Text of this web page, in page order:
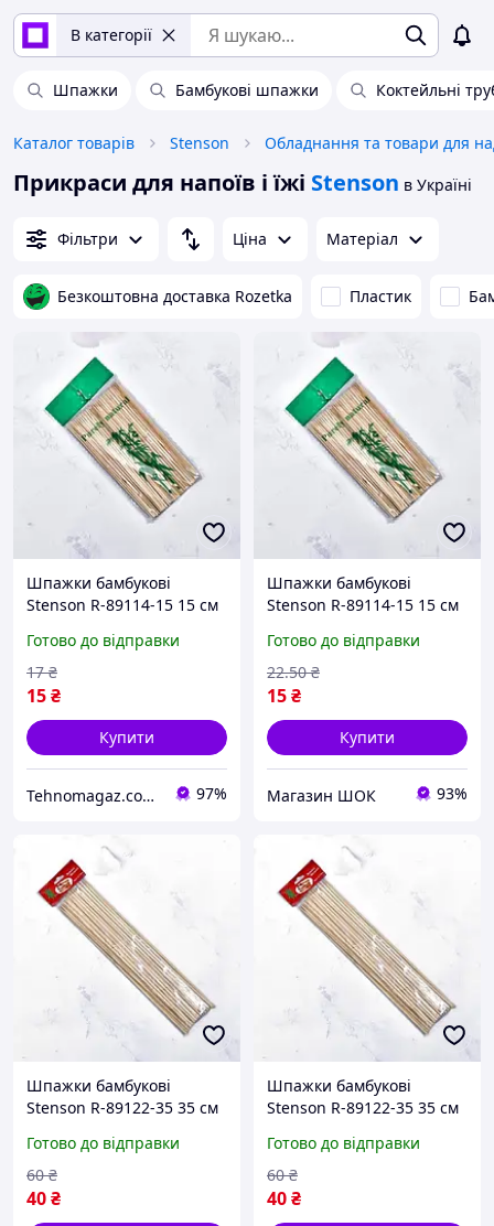
В категорії
Шпажки Бамбукові шпажки Коктейльні
Каталог товарів Stenson
Прикраси для напоїв і їжі Stenson в Україні
Фільтри Ціна Матеріал
Безкоштовна доставка Rozetka Пластик
Шпажки бамбукові
Stenson R-89114-15 15 см
Готово до відправки
15₴
17 ₴
Купити
Tehnomagaz.com.ua - це передовий інтернет-магазин, спеціалізуючийся на продажу техніки 97%
Шпажки бамбукові
Stenson R-89114-15 15 см
якість
Готово до відправки
15₴
22.50 ₴
Купити
Магазин ШОК 93%
Шпажки бамбукові
Stenson R-89122-35 35 см
якість
Готово до відправки
40₴
60 ₴
Шпажки бамбукові
Stenson R-89122-35 35 см
якість
Готово до відправки
40₴
60 ₴